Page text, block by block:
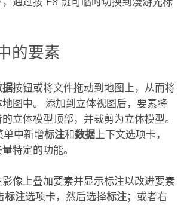
的要素
据按钮或将文件拖动到地图上，从而将
图中。 添加到立体视图后，要素将
立体模型顶部，并裁剪为立体模型。
中新增标注和数据上下文选项卡，
特定的功能。
像上叠加要素并显示标注以改进要素
标注选项卡，然后选择标注；或者右